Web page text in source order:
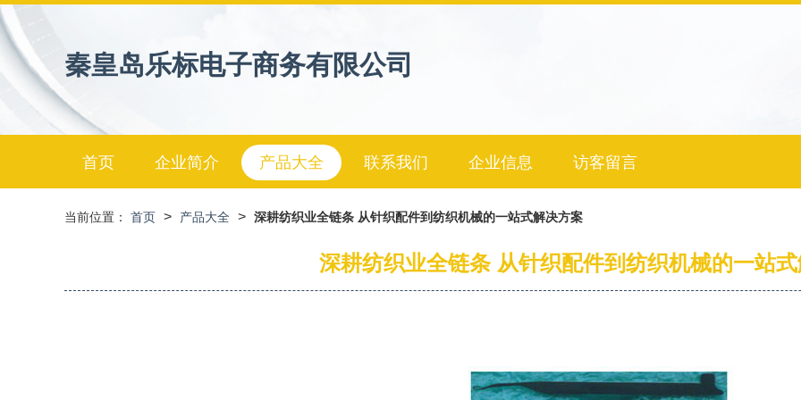
秦皇岛乐标电子商务有限公司
首页 企业简介 产品大全 联系我们 企业信息 访客留言
当前位置： 首页 > 产品大全 > 深耕纺织业全链条 从针织配件到纺织机械的一站式解决方案
深耕纺织业全链条 从针织配件到纺织机械的一站